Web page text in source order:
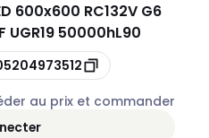
600x600 RC132V G6
UGR19 50000hL90
au prix et commander